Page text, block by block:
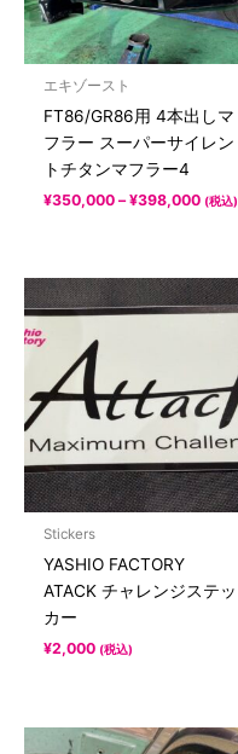
エキゾースト
FT86/GR86用 4本出しマ
フラー スーパーサイレン
トチタンマフラー4
¥350,000 –¥398,000 (税込)
Stickers
YASHIO FACTORY
ATACK チャレンジステッ
カー
¥2,000 (税込)